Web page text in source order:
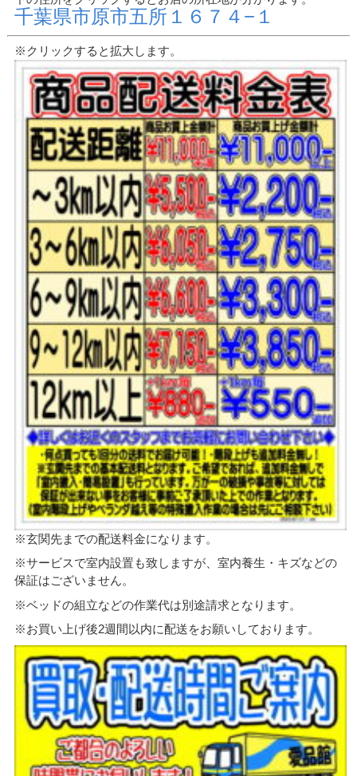
千葉県市原市五所１６７４−１
※クリックすると拡大します。
※玄関先までの配送料金になります。
※サービスで室内設置も致しますが、室内養生・キズなどの
保証はございません。
※ベッドの組立などの作業代は別途請求となります。
※お買い上げ後2週間以内に配送をお願いしております。